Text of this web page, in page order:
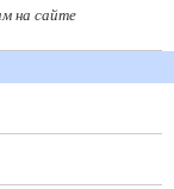
на сайте